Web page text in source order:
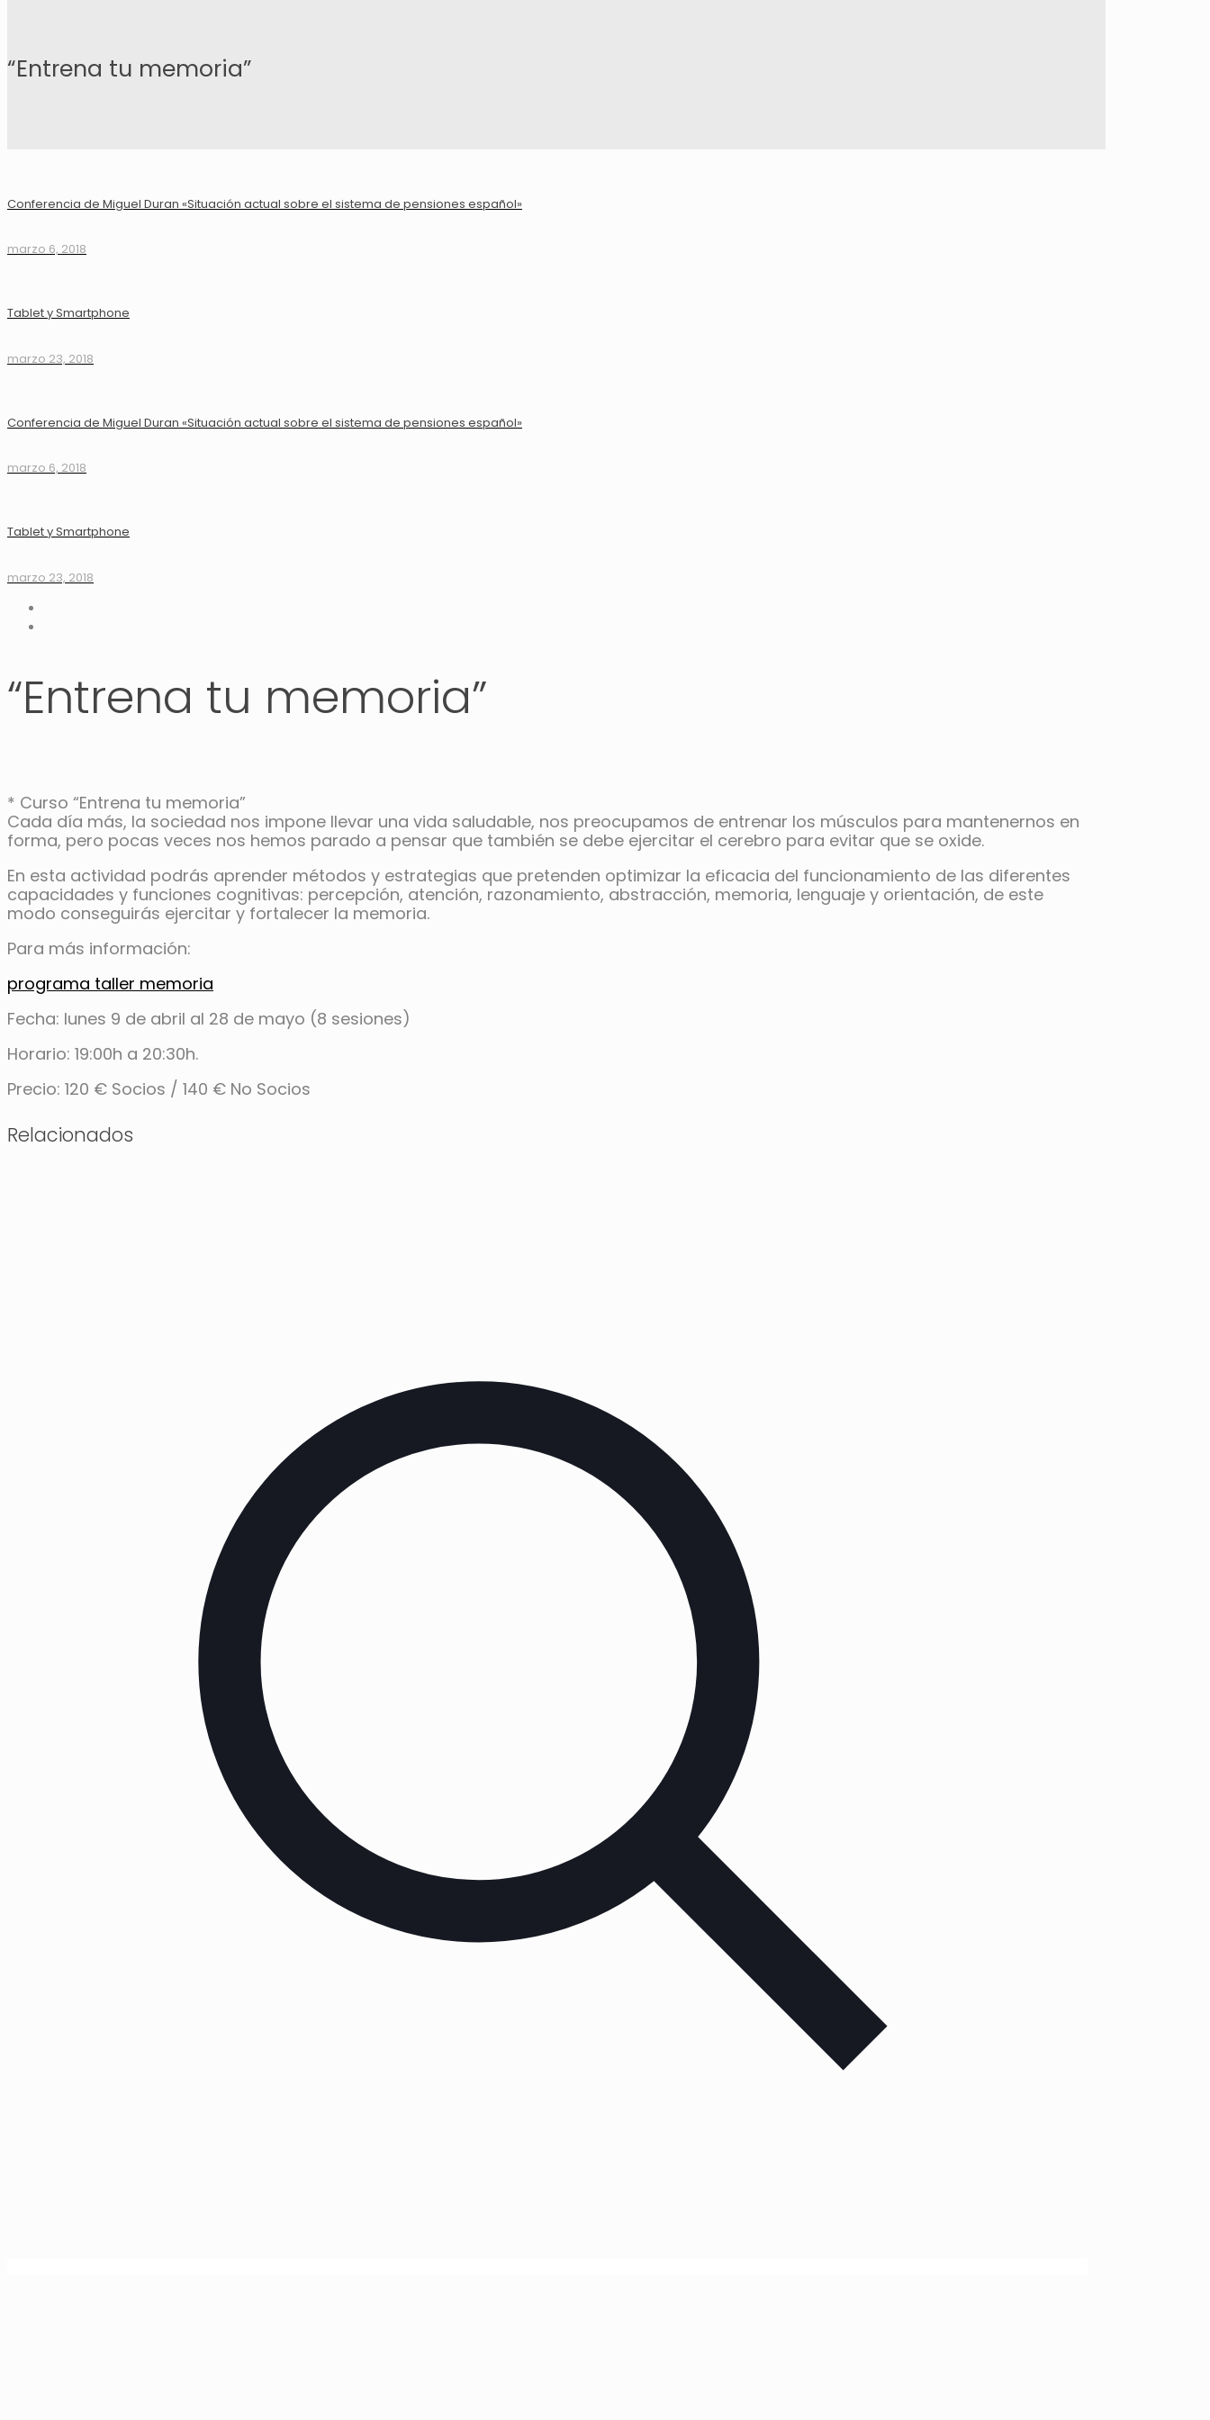
“Entrena tu memoria”
Conferencia de Miguel Duran «Situación actual sobre el sistema de pensiones español»
marzo 6, 2018
Tablet y Smartphone
marzo 23, 2018
Conferencia de Miguel Duran «Situación actual sobre el sistema de pensiones español»
marzo 6, 2018
Tablet y Smartphone
marzo 23, 2018
“Entrena tu memoria”
* Curso “Entrena tu memoria”
Cada día más, la sociedad nos impone llevar una vida saludable, nos preocupamos de entrenar los músculos para mantenernos en
forma, pero pocas veces nos hemos parado a pensar que también se debe ejercitar el cerebro para evitar que se oxide.
En esta actividad podrás aprender métodos y estrategias que pretenden optimizar la eficacia del funcionamiento de las diferentes
capacidades y funciones cognitivas: percepción, atención, razonamiento, abstracción, memoria, lenguaje y orientación, de este
modo conseguirás ejercitar y fortalecer la memoria.
Para más información:
programa taller memoria
Fecha: lunes 9 de abril al 28 de mayo (8 sesiones)
Horario: 19:00h a 20:30h.
Precio: 120 € Socios / 140 € No Socios
Relacionados